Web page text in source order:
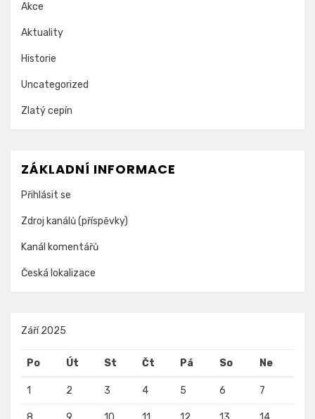
Akce
Aktuality
Historie
Uncategorized
Zlatý cepín
ZÁKLADNÍ INFORMACE
Přihlásit se
Zdroj kanálů (příspěvky)
Kanál komentářů
Česká lokalizace
Září 2025
Po Út St Čt Pá So Ne
1 2 3 4 5 6 7